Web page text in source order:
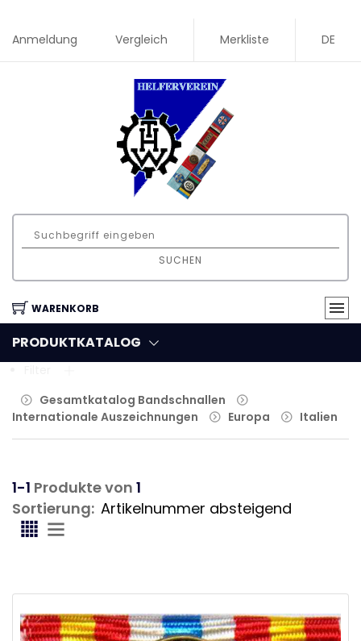
Anmeldung Vergleich Merkliste DE
SUCHEN
WARENKORB
PRODUKTKATALOG
Gesamtkatalog Bandschnallen
Internationale Auszeichnungen
Europa Italien
1-1 Produkte von 1
Sortierung: